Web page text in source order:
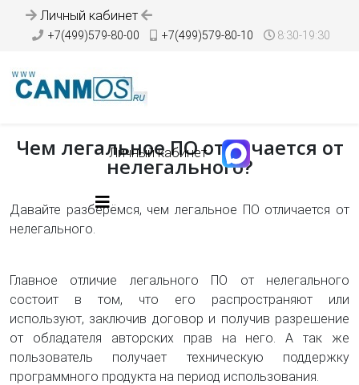
Личный кабинет
+7(499)579-80-00 +7(499)579-80-10 8:30-19:30
Личный кабинет
Чем легальное ПО отличается от
нелегального?
Давайте разберёмся, чем легальное ПО отличается от
нелегального.
Главное отличие легального ПО от нелегального
состоит в том, что его распространяют или
используют, заключив договор и получив разрешение
от обладателя авторских прав на него. А так же
пользователь получает техническую поддержку
программного продукта на период использования.